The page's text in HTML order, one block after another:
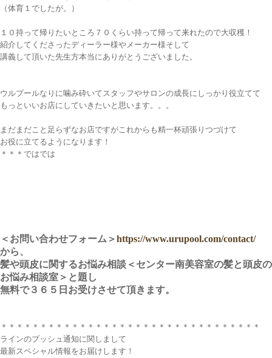
（体育１でしたが。）
１０持って帰りたいところ７０くらい持って帰って来れたので大収穫！
紹介してくださったディーラー様やメーカー様そして
講義して頂いた先生方本当にありがとうございました。
ウルプールなりに噛み砕いてスタッフやサロンの成長にしっかり役立てて
もっといいお店にしていきたいと思います。。。
まだまだこと足らずなお店ですがこれからも精一杯頑張りつづけて
お役に立てるようになります！
＊＊＊ではでは
＜お問い合わせフォーム＞https://www.urupool.com/contact/
から、
髪や頭皮に関するお悩み相談＜センター南美容室の髪と頭皮の
お悩み相談室＞と題し
無料で３６５日お受けさせて頂きます。
＊＊＊＊＊＊＊＊＊＊＊＊＊＊＊＊＊＊＊＊＊＊＊＊＊＊＊＊＊＊＊＊＊
ラインのプッシュ通知に関しまして
最新スペシャル情報をお届けします！